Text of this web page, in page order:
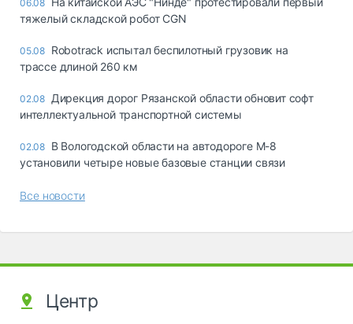
06.08
тяжелый складской робот CGN
05.08 Robotrack испытал беспилотный грузовик на
трассе длиной 260 км
02.08 Дирекция дорог Рязанской области обновит софт
интеллектуальной транспортной системы
02.08 В Вологодской области на автодороге М-8
установили четыре новые базовые станции связи
Все новости
Центр